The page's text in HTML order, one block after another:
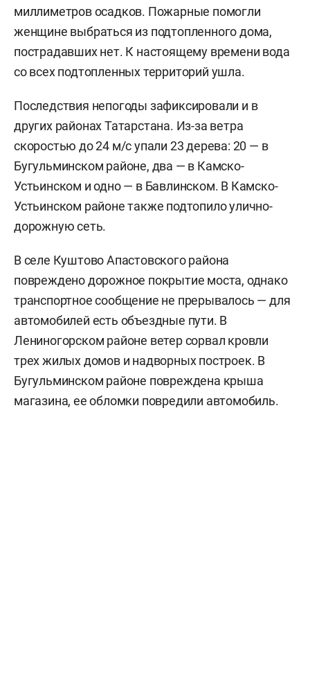
миллиметров осадков. Пожарные помогли
женщине выбраться из подтопленного дома,
пострадавших нет. К настоящему времени вода
со всех подтопленных территорий ушла.
Последствия непогоды зафиксировали и в
других районах Татарстана. Из-за ветра
скоростью до 24 м/с упали 23 дерева: 20 — в
Бугульминском районе, два — в Камско-
Устьинском и одно — в Бавлинском. В Камско-
Устьинском районе также подтопило улично-
дорожную сеть.
В селе Куштово Апастовского района
повреждено дорожное покрытие моста, однако
транспортное сообщение не прерывалось — для
автомобилей есть объездные пути. В
Лениногорском районе ветер сорвал кровли
трех жилых домов и надворных построек. В
Бугульминском районе повреждена крыша
магазина, ее обломки повредили автомобиль.